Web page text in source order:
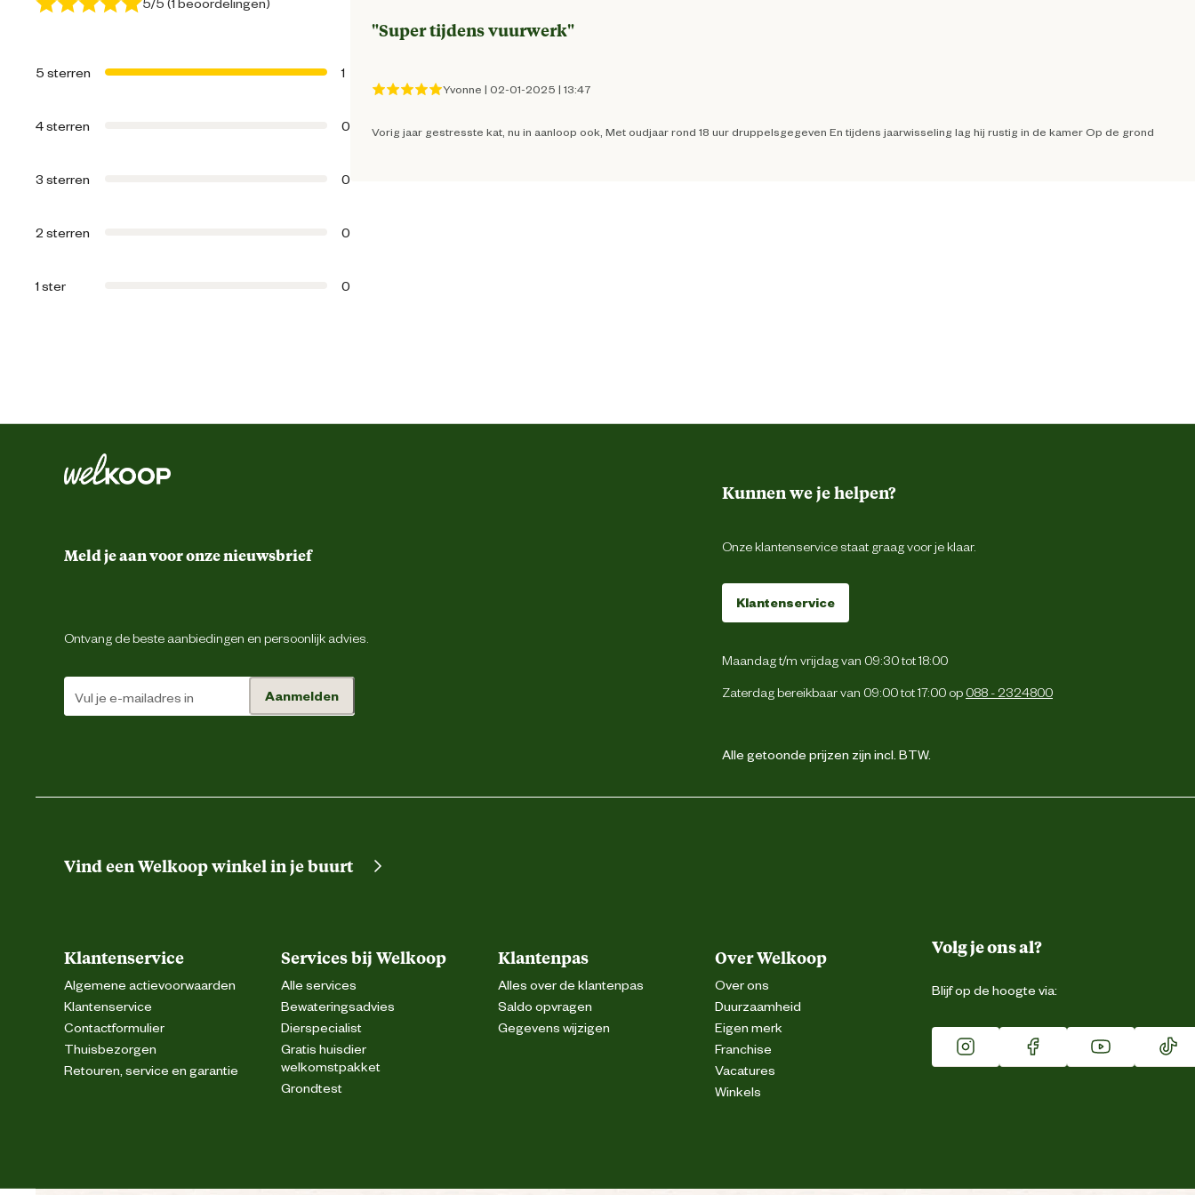
Productvorm Vloeistof
Type diergeneesmiddel
Advies & Onderhoud
Bewaaradvies
worden. Het product wordt werkzaam ongeveer één uur na aanbrengen.
5 sterren 1
4 sterren 0
3 sterren 0
2 sterren 0
1 ster 0
"Super tijdens vuurwerk"
Yvonne | 02-01-2025 | 13:47
Vorig jaar gestresste kat, nu in aanloop ook, Met oudjaar rond 18 uur druppelsgegeven En tijdens jaarwisseling lag hij rustig in de kamer Op de grond
Meld je aan voor onze nieuwsbrief
Ontvang de beste aanbiedingen en persoonlijk advies.
Aanmelden
Kunnen we je helpen?
Onze klantenservice staat graag voor je klaar.
Klantenservice
Maandag t/m vrijdag van 09:30 tot 18:00
Zaterdag bereikbaar van 09:00 tot 17:00 op 088 - 2324800
Alle getoonde prijzen zijn incl. BTW.
Vind een Welkoop winkel in je buurt
Klantenservice
Algemene actievoorwaarden
Klantenservice
Contactformulier
Thuisbezorgen
Retouren, service en garantie
Services bij Welkoop
Alle services
Bewateringsadvies
Dierspecialist
Gratis huisdier
welkomstpakket
Grondtest
Klantenpas
Alles over de klantenpas
Saldo opvragen
Gegevens wijzigen
Over Welkoop
Over ons
Duurzaamheid
Eigen merk
Franchise
Vacatures
Winkels
Volg je ons al?
Blijf op de hoogte via: